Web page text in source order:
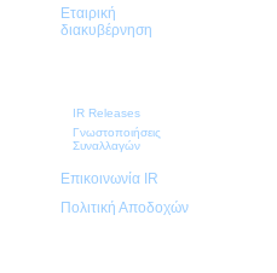
Εταιρική
διακυβέρνηση
IR Releases
Γνωστοποιήσεις
Συναλλαγών
Επικοινωνία IR
Πολιτική Αποδοχών